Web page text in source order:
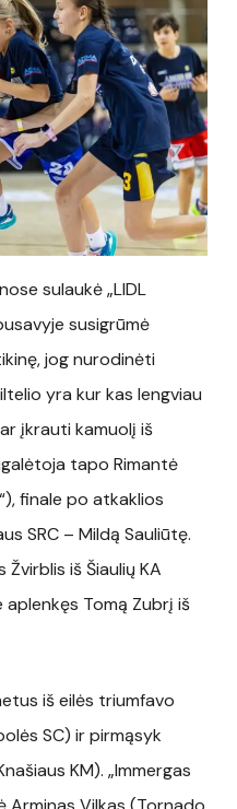
sulaukė „LIDL
susigrūmė
jog nurodinėti
yra kur kas lengviau
įkrauti kamuolį iš
tapo Rimantė
finale po atkaklios
SRC – Mildą Sauliūtę.
iš Šiaulių KA
aplenkęs Tomą Zubrį iš
iš eilės triumfavo
SC) ir pirmąsyk
KM). „Immergas